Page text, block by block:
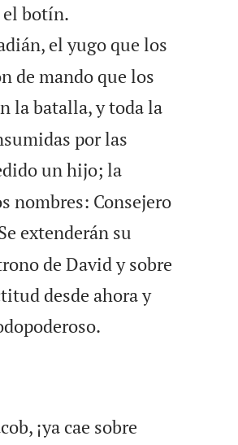
el botín.
el yugo que los
de mando que los
la batalla, y toda la
por las
un hijo; la
nombres: Consejero
extenderán su
de David y sobre
desde ahora y

¡ya cae sobre